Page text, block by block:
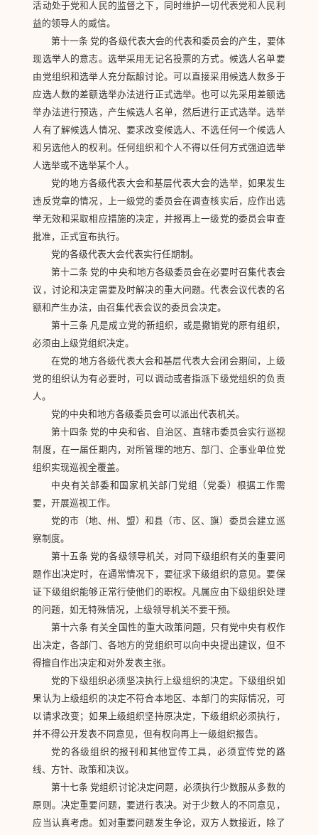
活动处于党和人民的监督之下，同时维护一切代表党和人民利
益的领导人的威信。
第十一条 党的各级代表大会的代表和委员会的产生，要体
现选举人的意志。选举采用无记名投票的方式。候选人名单要
由党组织和选举人充分酝酿讨论。可以直接采用候选人数多于
应选人数的差额选举办法进行正式选举。也可以先采用差额选
举办法进行预选，产生候选人名单，然后进行正式选举。选举
人有了解候选人情况、要求改变候选人、不选任何一个候选人
和另选他人的权利。任何组织和个人不得以任何方式强迫选举
人选举或不选举某个人。
党的地方各级代表大会和基层代表大会的选举，如果发生
违反党章的情况，上一级党的委员会在调查核实后，应作出选
举无效和采取相应措施的决定，并报再上一级党的委员会审查
批准，正式宣布执行。
党的各级代表大会代表实行任期制。
第十二条 党的中央和地方各级委员会在必要时召集代表会
议，讨论和决定需要及时解决的重大问题。代表会议代表的名
额和产生办法，由召集代表会议的委员会决定。
第十三条 凡是成立党的新组织，或是撤销党的原有组织，
必须由上级党组织决定。
在党的地方各级代表大会和基层代表大会闭会期间，上级
党的组织认为有必要时，可以调动或者指派下级党组织的负责
人。
党的中央和地方各级委员会可以派出代表机关。
第十四条 党的中央和省、自治区、直辖市委员会实行巡视
制度，在一届任期内，对所管理的地方、部门、企事业单位党
组织实现巡视全覆盖。
中央有关部委和国家机关部门党组（党委）根据工作需
要，开展巡视工作。
党的市（地、州、盟）和县（市、区、旗）委员会建立巡
察制度。
第十五条 党的各级领导机关，对同下级组织有关的重要问
题作出决定时，在通常情况下，要征求下级组织的意见。要保
证下级组织能够正常行使他们的职权。凡属应由下级组织处理
的问题，如无特殊情况，上级领导机关不要干预。
第十六条 有关全国性的重大政策问题，只有党中央有权作
出决定，各部门、各地方的党组织可以向中央提出建议，但不
得擅自作出决定和对外发表主张。
党的下级组织必须坚决执行上级组织的决定。下级组织如
果认为上级组织的决定不符合本地区、本部门的实际情况，可
以请求改变；如果上级组织坚持原决定，下级组织必须执行，
并不得公开发表不同意见，但有权向再上一级组织报告。
党的各级组织的报刊和其他宣传工具，必须宣传党的路
线、方针、政策和决议。
第十七条 党组织讨论决定问题，必须执行少数服从多数的
原则。决定重要问题，要进行表决。对于少数人的不同意见，
应当认真考虑。如对重要问题发生争论，双方人数接近，除了